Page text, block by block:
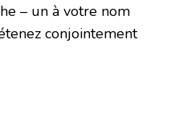
– un à votre nom
conjointement